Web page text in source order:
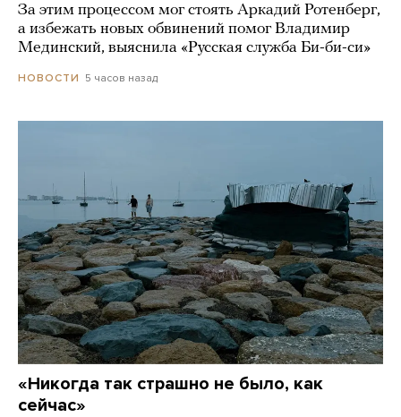
За этим процессом мог стоять Аркадий Ротенберг,
а избежать новых обвинений помог Владимир
Мединский, выяснила «Русская служба Би-би-си»
НОВОСТИ 5 часов назад
«Никогда так страшно не было, как
сейчас»